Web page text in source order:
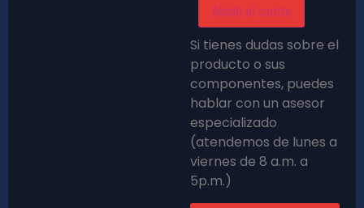
Añadir al carrito
Si tienes dudas sobre el
producto o sus
componentes, puedes
hablar con un asesor
especializado
(atendemos de lunes a
viernes de 8 a.m. a
5p.m.)